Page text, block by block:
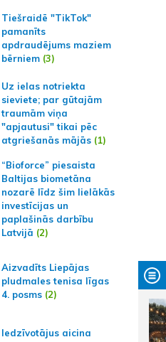
Tiešraidē "TikTok"
pamanīts
apdraudējums maziem
bērniem(3)
Uz ielas notriekta
sieviete; par gūtajām
traumām viņa
"apjautusi" tikai pēc
atgriešanās mājās(1)
“Bioforce” piesaista
Baltijas biometāna
nozarē līdz šim lielākās
investīcijas un
paplašinās darbību
Latvijā (2)
Aizvadīts Liepājas
pludmales tenisa līgas
4. posms(2)
Iedzīvotājus aicina